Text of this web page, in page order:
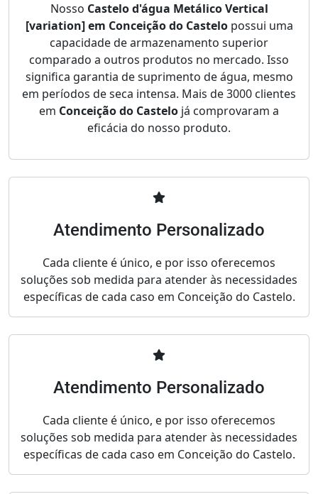
Nosso Castelo d'água Metálico Vertical
[variation] em Conceição do Castelopossui uma
capacidade de armazenamento superior
comparado a outros produtos no mercado. Isso
significa garantia de suprimento de água, mesmo
em períodos de seca intensa. Mais de 3000 clientes
em Conceição do Castelo já comprovaram a
eficácia do nosso produto.
Atendimento Personalizado
Cada cliente é único, e por isso oferecemos
soluções sob medida para atender às necessidades
específicas de cada caso em Conceição do Castelo.
Atendimento Personalizado
Cada cliente é único, e por isso oferecemos
soluções sob medida para atender às necessidades
específicas de cada caso em Conceição do Castelo.